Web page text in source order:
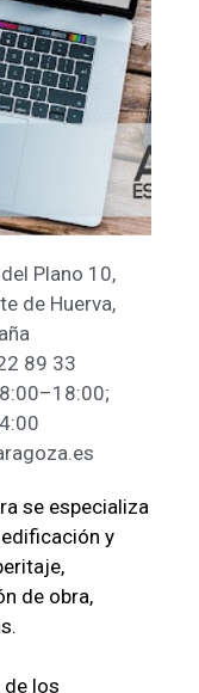
Plano 10,
de Huerva,
89 33
se especializa
y
de obra,
de los